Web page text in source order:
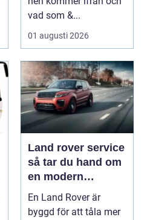
vad som &...
01 augusti 2026
Land rover service
så tar du hand om
en modern
klassiker
En Land Rover är
byggd för att tåla mer